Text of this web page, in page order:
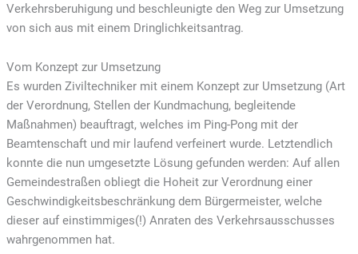
Verkehrsberuhigung und beschleunigte den Weg zur Umsetzung
von sich aus mit einem Dringlichkeitsantrag.
Vom Konzept zur Umsetzung
Es wurden Ziviltechniker mit einem Konzept zur Umsetzung (Art
der Verordnung, Stellen der Kundmachung, begleitende
Maßnahmen) beauftragt, welches im Ping-Pong mit der
Beamtenschaft und mir laufend verfeinert wurde. Letztendlich
konnte die nun umgesetzte Lösung gefunden werden: Auf allen
Gemeindestraßen obliegt die Hoheit zur Verordnung einer
Geschwindigkeitsbeschränkung dem Bürgermeister, welche
dieser auf einstimmiges(!) Anraten des Verkehrsausschusses
wahrgenommen hat.